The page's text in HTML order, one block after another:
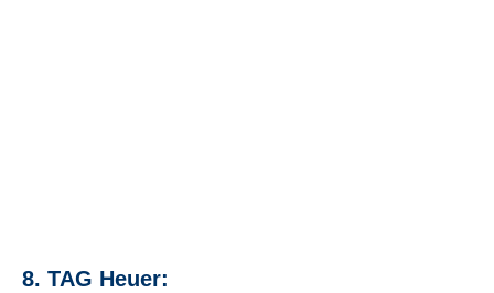
8. TAG Heuer: